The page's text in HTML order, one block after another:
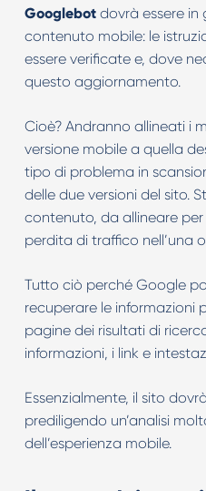
Googlebotdovrà essere in
contenuto mobile: le
essere verificate e, dove
questo aggiornamento.
Cioè? Andranno allineati i
versione mobile a quella
tipo di problema in
delle due versioni del sito.
contenuto, da allineare
perdita di traffico nell’una
Tutto ciò perché Google
recuperare le informazioni
pagine dei risultati di
informazioni, i link e
Essenzialmente, il sito
prediligendo un’analisi
dell’esperienza mobile.